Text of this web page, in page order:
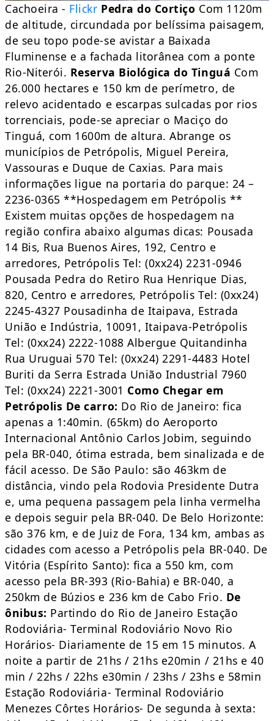
Cachoeira - Flickr Pedra do Cortiço Com 1120m
de altitude, circundada por belíssima paisagem,
de seu topo pode-se avistar a Baixada
Fluminense e a fachada litorânea com a ponte
Rio-Niterói. Reserva Biológica do Tinguá Com
26.000 hectares e 150 km de perímetro, de
relevo acidentado e escarpas sulcadas por rios
torrenciais, pode-se apreciar o Maciço do
Tinguá, com 1600m de altura. Abrange os
municípios de Petrópolis, Miguel Pereira,
Vassouras e Duque de Caxias. Para mais
informações ligue na portaria do parque: 24 –
2236-0365 **Hospedagem em Petrópolis **
Existem muitas opções de hospedagem na
região confira abaixo algumas dicas: Pousada
14 Bis, Rua Buenos Aires, 192, Centro e
arredores, Petrópolis Tel: (0xx24) 2231-0946
Pousada Pedra do Retiro Rua Henrique Dias,
820, Centro e arredores, Petrópolis Tel: (0xx24)
2245-4327 Pousadinha de Itaipava, Estrada
União e Indústria, 10091, Itaipava-Petrópolis
Tel: (0xx24) 2222-1088 Albergue Quitandinha
Rua Uruguai 570 Tel: (0xx24) 2291-4483 Hotel
Buriti da Serra Estrada União Industrial 7960
Tel: (0xx24) 2221-3001 Como Chegar em
Petrópolis De carro: Do Rio de Janeiro: fica
apenas a 1:40min. (65km) do Aeroporto
Internacional Antônio Carlos Jobim, seguindo
pela BR-040, ótima estrada, bem sinalizada e de
fácil acesso. De São Paulo: são 463km de
distância, vindo pela Rodovia Presidente Dutra
e, uma pequena passagem pela linha vermelha
e depois seguir pela BR-040. De Belo Horizonte:
são 376 km, e de Juiz de Fora, 134 km, ambas as
cidades com acesso a Petrópolis pela BR-040. De
Vitória (Espírito Santo): fica a 550 km, com
acesso pela BR-393 (Rio-Bahia) e BR-040, a
250km de Búzios e 236 km de Cabo Frio. De
ônibus: Partindo do Rio de Janeiro Estação
Rodoviária- Terminal Rodoviário Novo Rio
Horários- Diariamente de 15 em 15 minutos. A
noite a partir de 21hs / 21hs e20min / 21hs e 40
min / 22hs / 22hs e30min / 23hs / 23hs e 58min
Estação Rodoviária- Terminal Rodoviário
Menezes Côrtes Horários- De segunda à sexta: